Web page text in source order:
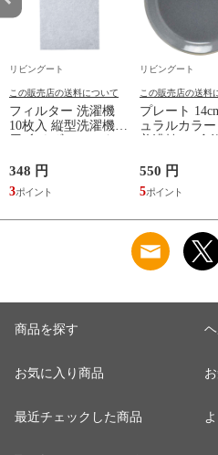
リビングート
この販売店の送料について
フィルター 洗濯機
10枚入 縦型洗濯機専
用 糸くずフィルター
ミ取り 糸くず ゴミ
使い捨て 抗菌 洗濯
くず取り 排水口 ご
348 円
3
リビングート
この販売店の送料
プレート
ュラルカラ
美濃焼 （ 食
ケーキ皿 デ
取り皿 小皿
デザートプレ
しゃれ ） 【
ュ】
550 円
5
商品を探す
お気に入り商品
最近チェックした商品